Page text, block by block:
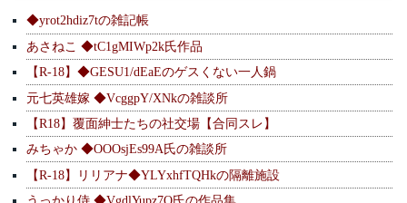
◆yrot2hdiz7tの雑記帳
あさねこ ◆tC1gMIWp2k氏作品
【R-18】◆GESU1/dEaEのゲスくない一人鍋
元七英雄嫁 ◆VcggpY/XNkの雑談所
【R18】覆面紳士たちの社交場【合同スレ】
みちゃか ◆OOOsjEs99A氏の雑談所
【R-18】リリアナ◆YLYxhfTQHkの隔離施設